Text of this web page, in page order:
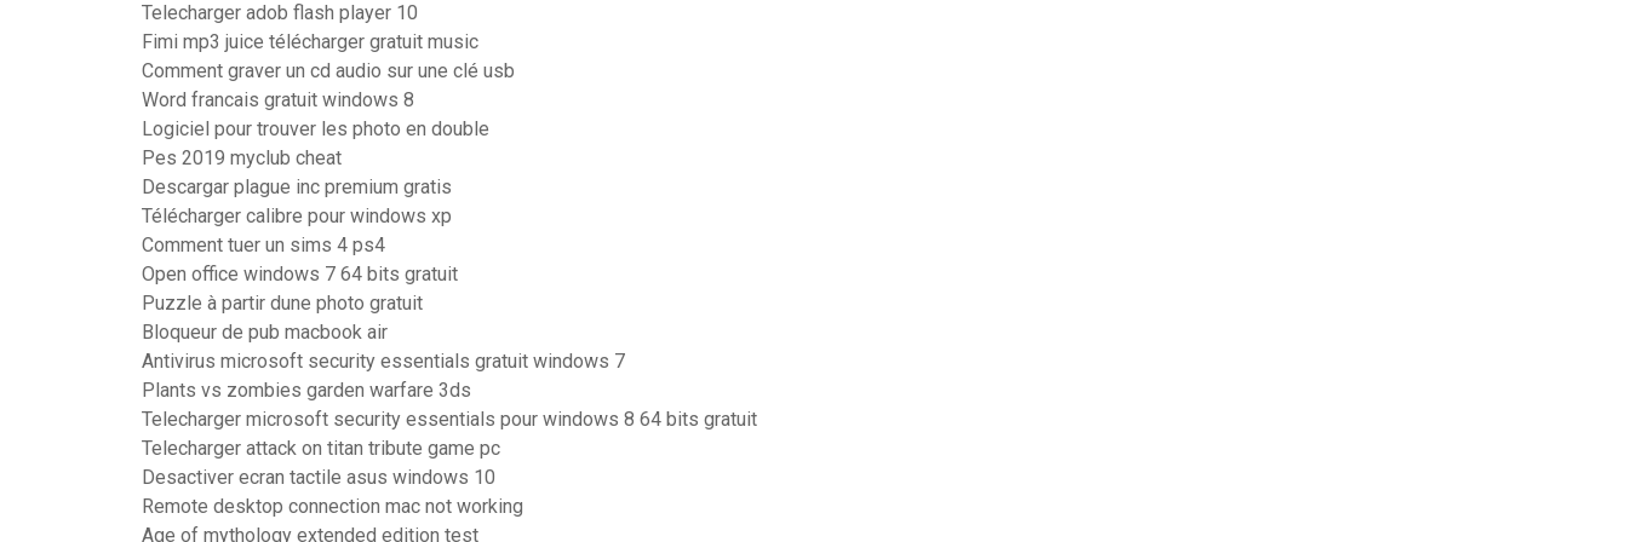
Telecharger adob flash player 10
Fimi mp3 juice télécharger gratuit music
Comment graver un cd audio sur une clé usb
Word francais gratuit windows 8
Logiciel pour trouver les photo en double
Pes 2019 myclub cheat
Descargar plague inc premium gratis
Télécharger calibre pour windows xp
Comment tuer un sims 4 ps4
Open office windows 7 64 bits gratuit
Puzzle à partir dune photo gratuit
Bloqueur de pub macbook air
Antivirus microsoft security essentials gratuit windows 7
Plants vs zombies garden warfare 3ds
Telecharger microsoft security essentials pour windows 8 64 bits gratuit
Telecharger attack on titan tribute game pc
Desactiver ecran tactile asus windows 10
Remote desktop connection mac not working
Age of mythology extended edition test